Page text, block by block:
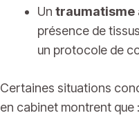
Un traumatisme
présence de
un protocole de
Certaines situations
en cabinet montrent que :